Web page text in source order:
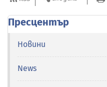
Пресцентър
Новини
News